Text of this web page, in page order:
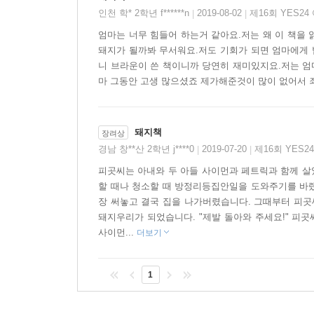
인천 학* 2학년 f******n
2019-08-02 제16회 YES24
엄마는 너무 힘들어 하는거 같아요.저는 왜 이 책을
돼지가 될까봐 무서워요.저도 기회가 되면 엄마에
니 브라운이 쓴 책이니까 당연히 재미있지요.저는
마 그동안 고생 많으셨죠 제가해준것이 많이 없어서
장려상
돼지책
경남 창**산 2학년 j****0
2019-07-20 제16회
피곳씨는 아내와 두 아들 사이먼과 페트릭과 함께
할 때나 청소할 때 방정리등집안일을 도와주기를
장 써놓고 결국 집을 나가버렸습니다. 그때부터 피
돼지우리가 되었습니다. "제발 돌아와 주세요!" 피
사이먼... 더보기
1